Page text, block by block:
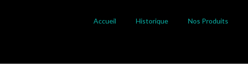
Accueil Historique Nos Produits